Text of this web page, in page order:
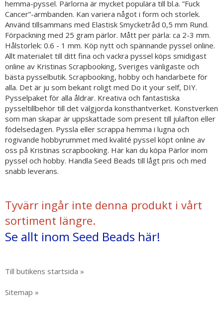
hemma-pyssel. Pärlorna är mycket populära till bl.a. ”Fuck
Cancer”-armbanden. Kan variera något i form och storlek.
Använd tillsammans med Elastisk Smycketråd 0,5 mm Rund.
Förpackning med 25 gram pärlor. Mått per pärla: ca 2-3 mm.
Hålstorlek: 0.6 - 1 mm. Köp nytt och spännande pyssel online.
Allt materialet till ditt fina och vackra pyssel köps smidigast
online av Kristinas Scrapbooking, Sveriges vänligaste och
bästa pysselbutik. Scrapbooking, hobby och handarbete för
alla. Det är ju som bekant roligt med Do it your self, DIY.
Pysselpaket för alla åldrar. Kreativa och fantastiska
pysseltillbehör till det välgjorda konsthantverket. Konstverken
som man skapar är uppskattade som present till julafton eller
födelsedagen. Pyssla eller scrappa hemma i lugna och
rogivande hobbyrummet med kvalité pyssel köpt online av
oss på Kristinas scrapbooking. Här kan du köpa Pärlor inom
pyssel och hobby. Handla Seed Beads till lågt pris och med
snabb leverans.
Tyvärr ingår inte denna produkt i vårt
sortiment längre.
Se allt inom Seed Beads här!
Till butikens startsida »
Sitemap »